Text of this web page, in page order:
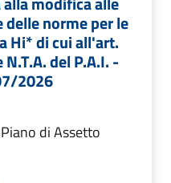
norme per le
Hi* di cui all'art.
del P.A.I. -
2026
di Assetto